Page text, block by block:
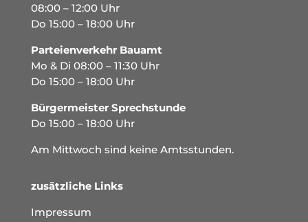
08:00 – 12:00 Uhr
Do 15:00 – 18:00 Uhr
Parteienverkehr Bauamt
Mo & Di 08:00 – 11:30 Uhr
Do 15:00 – 18:00 Uhr
Bürgermeister Sprechstunde
Do 15:00 – 18:00 Uhr
Am Mittwoch sind keine Amtsstunden.
zusätzliche Links
Impressum